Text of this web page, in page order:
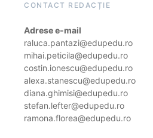
CONTACT REDACȚIE
Adrese e-mail
raluca.pantazi@edupedu.ro
mihai.peticila@edupedu.ro
costin.ionescu@edupedu.ro
alexa.stanescu@edupedu.ro
diana.ghimisi@edupedu.ro
stefan.lefter@edupedu.ro
ramona.florea@edupedu.ro